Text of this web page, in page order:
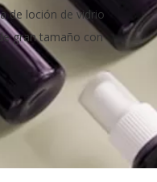
de loción de vidrio
gran tamaño con